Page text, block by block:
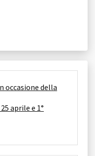
occasione della
aprile e 1°